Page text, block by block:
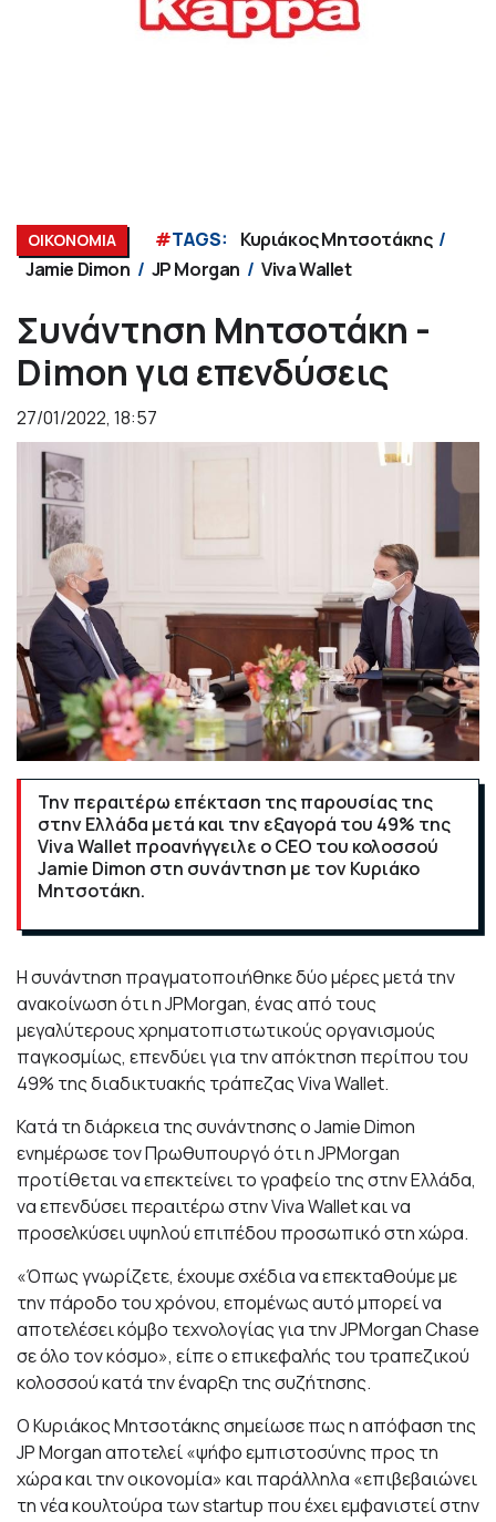
ΟΙΚΟΝΟΜΙΑ #TAGS:
Κυριάκος Μητσοτάκης
Jamie Dimon
JP Morgan Viva Wallet
Συνάντηση Μητσοτάκη -
Dimon για επενδύσεις
27/01/2022, 18:57
Την περαιτέρω επέκταση της παρουσίας της
στην Ελλάδα μετά και την εξαγορά του 49% της
Viva Wallet προανήγγειλε ο CEO του κολοσσού
Jamie Dimon στη συνάντηση με τον Κυριάκο
Μητσοτάκη.
Η συνάντηση πραγματοποιήθηκε δύο μέρες μετά την
ανακοίνωση ότι η JPMorgan, ένας από τους
μεγαλύτερους χρηματοπιστωτικούς οργανισμούς
παγκοσμίως, επενδύει για την απόκτηση περίπου του
49% της διαδικτυακής τράπεζας Viva Wallet.
Κατά τη διάρκεια της συνάντησης ο Jamie Dimon
ενημέρωσε τον Πρωθυπουργό ότι η JPMorgan
προτίθεται να επεκτείνει το γραφείο της στην Ελλάδα,
να επενδύσει περαιτέρω στην Viva Wallet και να
προσελκύσει υψηλού επιπέδου προσωπικό στη χώρα.
«Όπως γνωρίζετε, έχουμε σχέδια να επεκταθούμε με
την πάροδο του χρόνου, επομένως αυτό μπορεί να
αποτελέσει κόμβο τεχνολογίας για την JPMorgan Chase
σε όλο τον κόσμο», είπε ο επικεφαλής του τραπεζικού
κολοσσού κατά την έναρξη της συζήτησης.
Ο Κυριάκος Μητσοτάκης σημείωσε πως η απόφαση της
JP Morgan αποτελεί «ψήφο εμπιστοσύνης προς τη
χώρα και την οικονομία» και παράλληλα «επιβεβαιώνει
τη νέα κουλτούρα των startup που έχει εμφανιστεί στην